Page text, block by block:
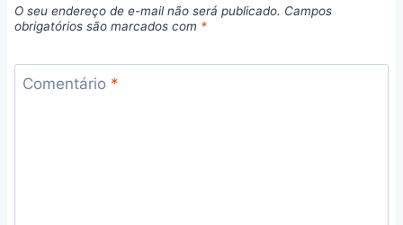
O seu endereço de e-mail não será publicado. Campos
obrigatórios são marcados com *
Comentário *